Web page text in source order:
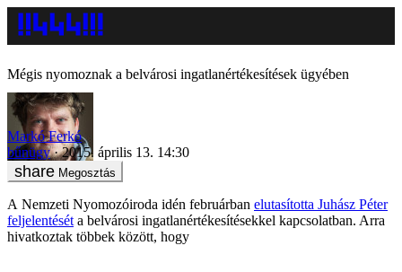
Mégis nyomoznak a belvárosi ingatlanértékesítések ügyében
Markó Ferkó
bűnügy
2015. április 13. 14:30
Megosztás
A Nemzeti Nyomozóiroda idén februárban elutasította Juhász Péter
feljelentését a belvárosi ingatlanértékesítésekkel kapcsolatban. Arra
hivatkoztak többek között, hogy